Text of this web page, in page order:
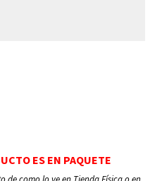
ES EN PAQUETE